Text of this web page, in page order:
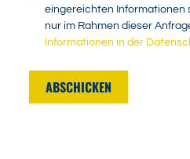
eingereichten Informationen
nur im Rahmen dieser
Informationen in der
ABSCHICKEN